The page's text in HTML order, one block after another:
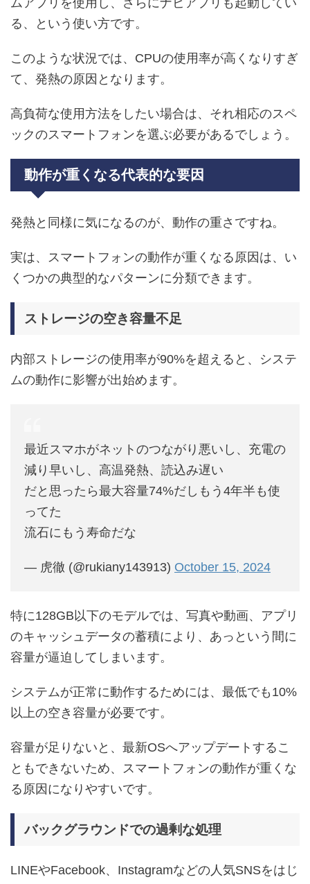
る、という使い方です。
このような状況では、CPUの使用率が高くなりすぎ
て、発熱の原因となります。
高負荷な使用方法をしたい場合は、それ相応のスペ
ックのスマートフォンを選ぶ必要があるでしょう。
動作が重くなる代表的な要因
発熱と同様に気になるのが、動作の重さですね。
実は、スマートフォンの動作が重くなる原因は、い
くつかの典型的なパターンに分類できます。
ストレージの空き容量不足
内部ストレージの使用率が90%を超えると、システ
ムの動作に影響が出始めます。
最近スマホがネットのつながり悪いし、充電の
減り早いし、高温発熱、読込み遅い
だと思ったら最大容量74%だしもう4年半も使
ってた
流石にもう寿命だな
— 虎徹 (@rukiany143913) October 15, 2024
特に128GB以下のモデルでは、写真や動画、アプリ
のキャッシュデータの蓄積により、あっという間に
容量が逼迫してしまいます。
システムが正常に動作するためには、最低でも10%
以上の空き容量が必要です。
容量が足りないと、最新OSへアップデートするこ
ともできないため、スマートフォンの動作が重くな
る原因になりやすいです。
バックグラウンドでの過剰な処理
LINEやFacebook、Instagramなどの人気SNSをはじ